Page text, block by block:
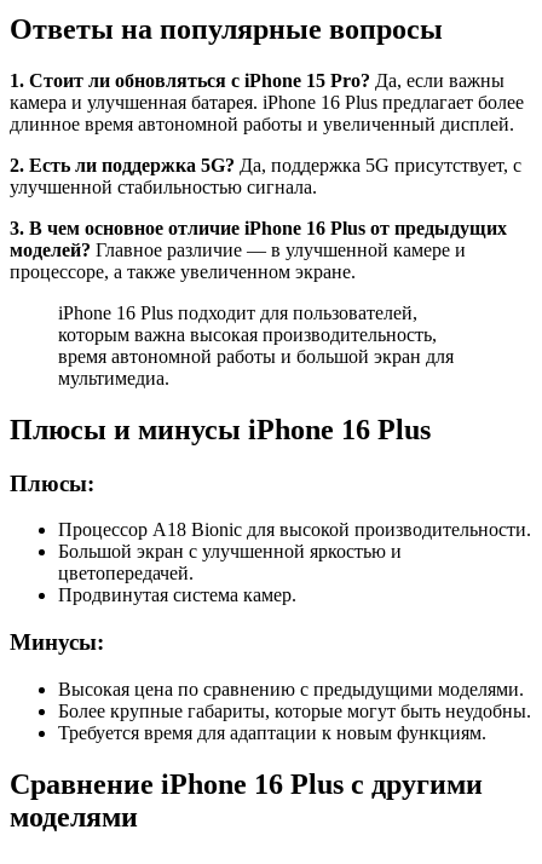
Ответы на популярные вопросы
1. Стоит ли обновляться с iPhone 15 Pro? Да, если важны
камера и улучшенная батарея. iPhone 16 Plus предлагает более
длинное время автономной работы и увеличенный дисплей.
2. Есть ли поддержка 5G? Да, поддержка 5G присутствует, с
улучшенной стабильностью сигнала.
3. В чем основное отличие iPhone 16 Plus от предыдущих
моделей? Главное различие — в улучшенной камере и
процессоре, а также увеличенном экране.
iPhone 16 Plus подходит для пользователей,
которым важна высокая производительность,
время автономной работы и большой экран для
мультимедиа.
Плюсы и минусы iPhone 16 Plus
Плюсы:
Процессор A18 Bionic для высокой производительности.
Большой экран с улучшенной яркостью и
цветопередачей.
Продвинутая система камер.
Минусы:
Высокая цена по сравнению с предыдущими моделями.
Более крупные габариты, которые могут быть неудобны.
Требуется время для адаптации к новым функциям.
Сравнение iPhone 16 Plus с другими
моделями